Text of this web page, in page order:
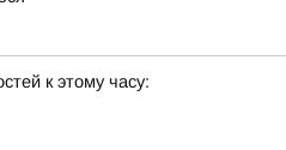
к этому часу: